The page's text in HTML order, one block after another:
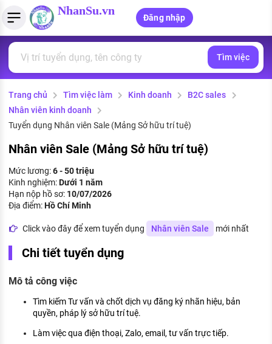
NhanSu.vn
Đăng nhập
Tìm việc làm
Việc làm ngành luật
Việc làm lương cao
Việc làm tốt nhất
CÔNG TY
Nhà tuyển dụng hàng đầu
Quản lý CV
Tải CV lên
Tạo CV trực tuyến
MẪU CV THEO STYLE
Mẫu CV đơn giản
Tính lương Gross - Net
Tính thuế thu nhập cá nhân
Tính trợ cấp thất nghiệp
PHÁP LUẬT VIỆT NAM
Văn bản pháp luật
Chính sách mới
PHÁP LUẬT LAO ĐỘNG
Lao động và tiền lương
Bảo hiểm và phúc lợi
Thuế thu nhập
Hồ sơ biểu mẫu
Chính sách lao động
KHÁM PHÁ NGHỀ NGHIỆP
Tử vi nghề nghiệp
Kỹ năng nghề nghiệp
Tìm việc
Trang chủ Tìm việc làm Kinh doanh
B2C sales
Nhân viên kinh doanh
Tuyển dụng Nhân viên Sale (Mảng Sở hữu trí tuệ)
Nhân viên Sale (Mảng Sở hữu trí tuệ)
Mức lương:6 - 50 triệu
Kinh nghiệm:Dưới 1 năm
Hạn nộp hồ sơ: 10/07/2026
Địa điểm:Hồ Chí Minh
Click vào đây để xem tuyển dụng Nhân viên Sale mới nhất
Chi tiết tuyển dụng
Mô tả công việc
Tìm kiếm Tư vấn và chốt dịch vụ đăng ký nhãn hiệu, bản
quyền, pháp lý sở hữu trí tuệ.
Làm việc qua điện thoại, Zalo, email, tư vấn trực tiếp.